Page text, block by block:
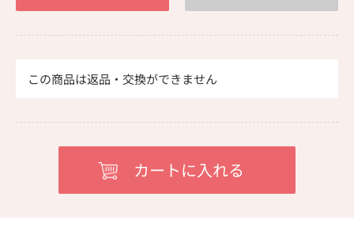
この商品は返品・交換ができません